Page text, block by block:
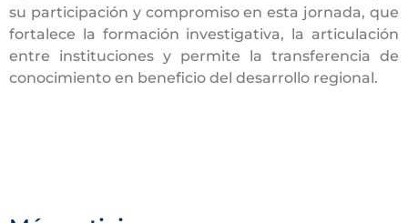
su participación y compromiso en esta jornada, que
fortalece la formación investigativa, la articulación
entre instituciones y permite la transferencia de
conocimiento en beneficio del desarrollo regional.